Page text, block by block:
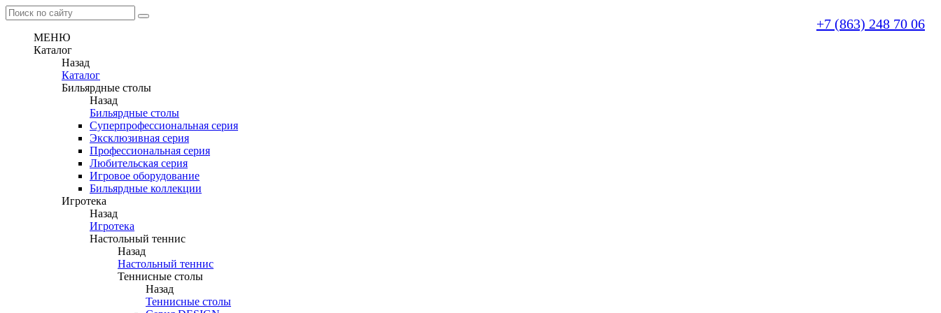
+7 (863) 248 70 06
МЕНЮ
Каталог
Назад
Каталог
Бильярдные столы
Назад
Бильярдные столы
Суперпрофессиональная серия
Эксклюзивная серия
Профессиональная серия
Любительская серия
Игровое оборудование
Бильярдные коллекции
Игротека
Назад
Игротека
Настольный теннис
Назад
Настольный теннис
Теннисные столы
Назад
Теннисные столы